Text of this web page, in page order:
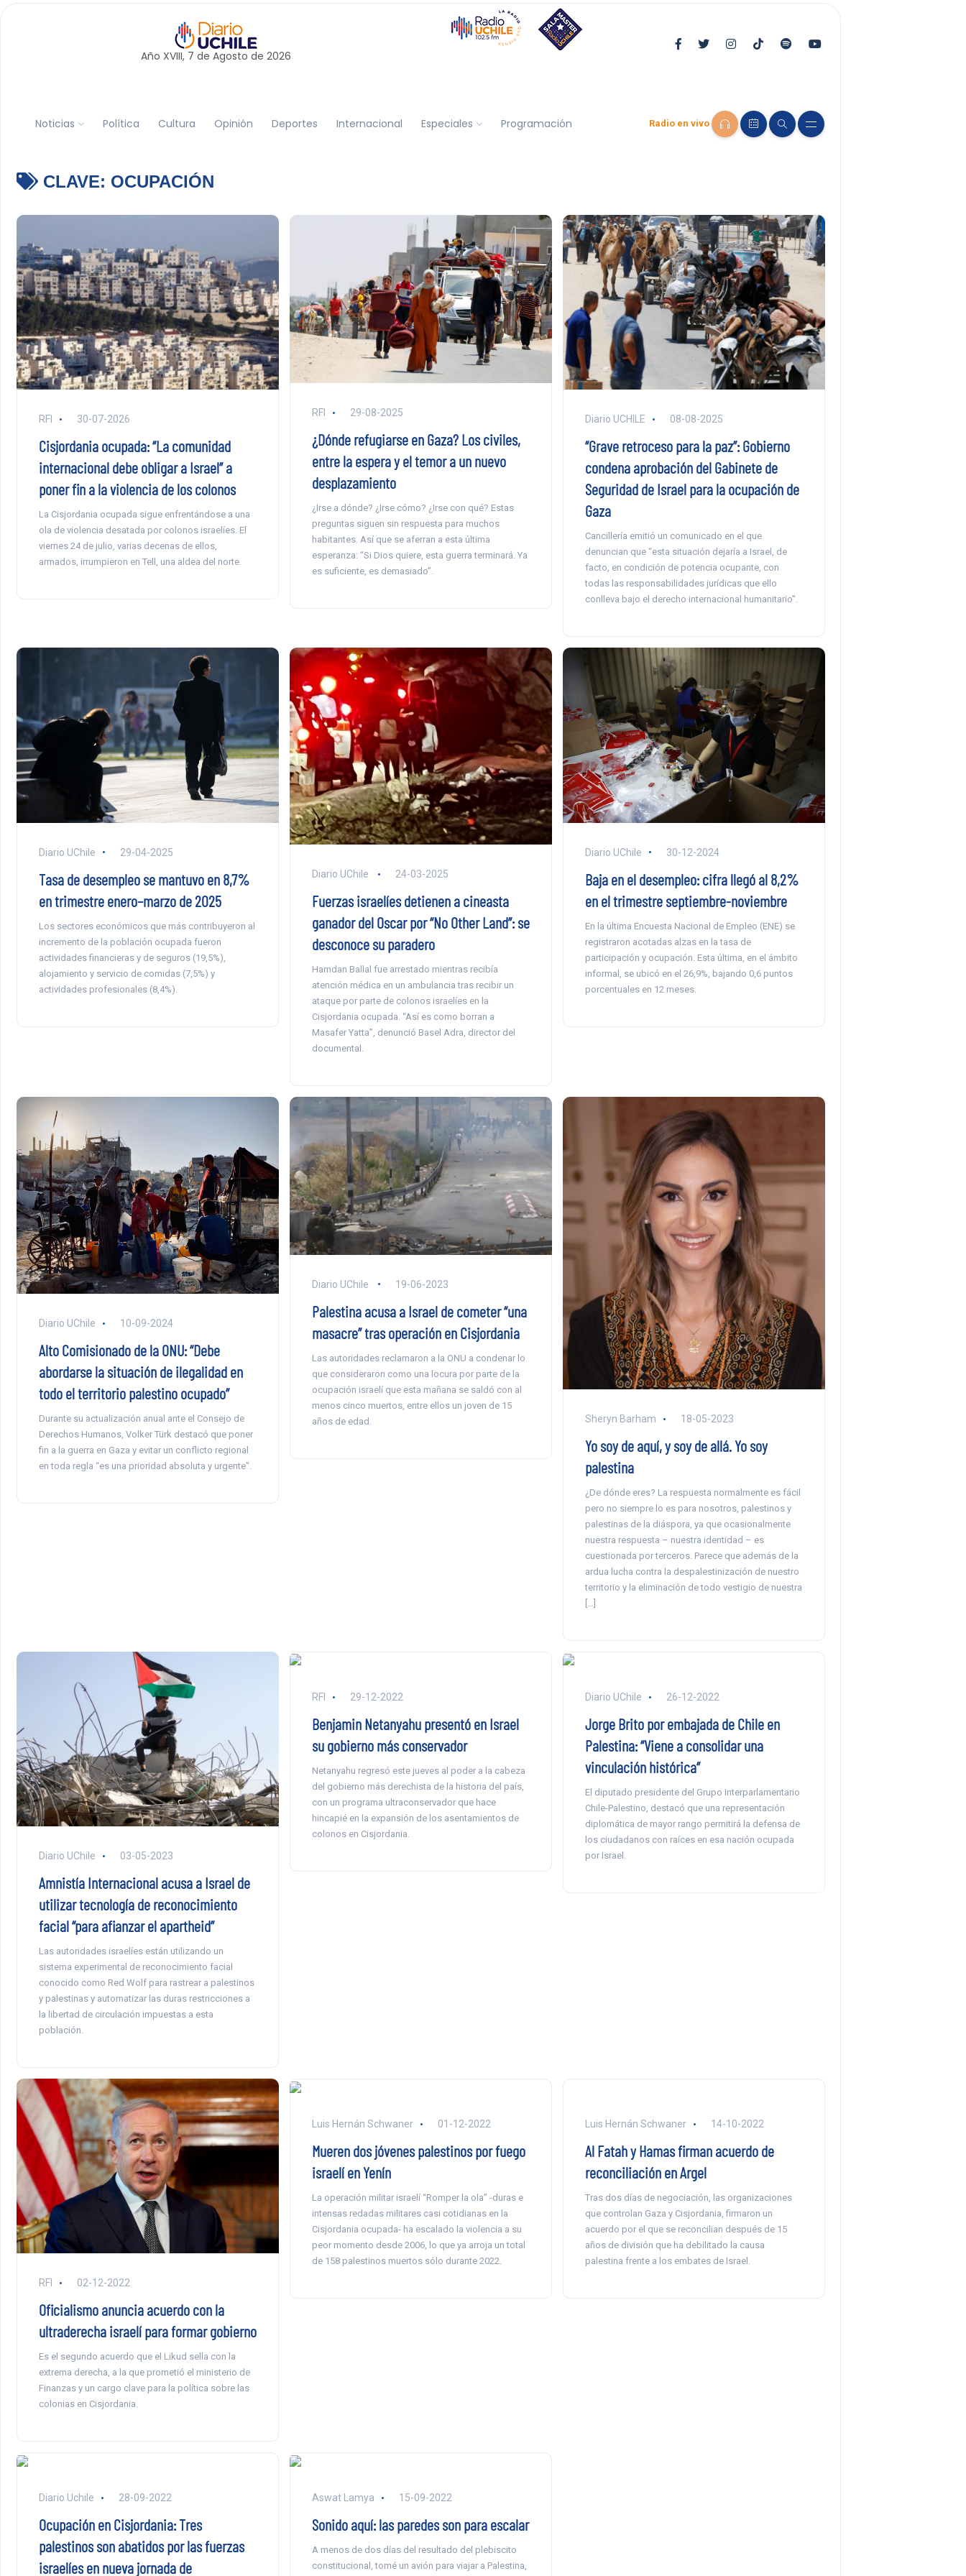
Año XVIII, 7 de Agosto de 2026
Noticias Política Cultura Opinión Deportes Internacional Especiales Programación Radio en vivo
CLAVE: OCUPACIÓN
RFI 30-07-2026
Cisjordania ocupada: “La comunidad
internacional debe obligar a Israel” a
poner fin a la violencia de los colonos
La Cisjordania ocupada sigue enfrentándose a una
ola de violencia desatada por colonos israelíes. El
viernes 24 de julio, varias decenas de ellos,
armados, irrumpieron en Tell, una aldea del norte.
RFI 29-08-2025
¿Dónde refugiarse en Gaza? Los civiles,
entre la espera y el temor a un nuevo
desplazamiento
¿Irse a dónde? ¿Irse cómo? ¿Irse con qué? Estas
preguntas siguen sin respuesta para muchos
habitantes. Así que se aferran a esta última
esperanza: “Si Dios quiere, esta guerra terminará. Ya
es suficiente, es demasiado”.
Diario UCHILE 08-08-2025
“Grave retroceso para la paz”: Gobierno
condena aprobación del Gabinete de
Seguridad de Israel para la ocupación de
Gaza
Cancillería emitió un comunicado en el que
denuncian que “esta situación dejaría a Israel, de
facto, en condición de potencia ocupante, con
todas las responsabilidades jurídicas que ello
conlleva bajo el derecho internacional humanitario”.
Diario UChile 29-04-2025
Tasa de desempleo se mantuvo en 8,7%
en trimestre enero–marzo de 2025
Los sectores económicos que más contribuyeron al
incremento de la población ocupada fueron
actividades financieras y de seguros (19,5%),
alojamiento y servicio de comidas (7,5%) y
actividades profesionales (8,4%).
Diario UChile 24-03-2025
Fuerzas israelíes detienen a cineasta
ganador del Oscar por “No Other Land”: se
desconoce su paradero
Hamdan Ballal fue arrestado mientras recibía
atención médica en un ambulancia tras recibir un
ataque por parte de colonos israelíes en la
Cisjordania ocupada. “Así es como borran a
Masafer Yatta”, denunció Basel Adra, director del
documental.
Diario UChile 30-12-2024
Baja en el desempleo: cifra llegó al 8,2%
en el trimestre septiembre-noviembre
En la última Encuesta Nacional de Empleo (ENE) se
registraron acotadas alzas en la tasa de
participación y ocupación. Esta última, en el ámbito
informal, se ubicó en el 26,9%, bajando 0,6 puntos
porcentuales en 12 meses.
Diario UChile 10-09-2024
Alto Comisionado de la ONU: “Debe
abordarse la situación de ilegalidad en
todo el territorio palestino ocupado”
Durante su actualización anual ante el Consejo de
Derechos Humanos, Volker Türk destacó que poner
fin a la guerra en Gaza y evitar un conflicto regional
en toda regla “es una prioridad absoluta y urgente”.
Diario UChile 19-06-2023
Palestina acusa a Israel de cometer “una
masacre” tras operación en Cisjordania
Las autoridades reclamaron a la ONU a condenar lo
que consideraron como una locura por parte de la
ocupación israelí que esta mañana se saldó con al
menos cinco muertos, entre ellos un joven de 15
años de edad.
Sheryn Barham 18-05-2023
Yo soy de aquí, y soy de allá. Yo soy
palestina
¿De dónde eres? La respuesta normalmente es fácil
pero no siempre lo es para nosotros, palestinos y
palestinas de la diáspora, ya que ocasionalmente
nuestra respuesta – nuestra identidad – es
cuestionada por terceros. Parece que además de la
ardua lucha contra la despalestinización de nuestro
territorio y la eliminación de todo vestigio de nuestra
Diario UChile 03-05-2023
Amnistía Internacional acusa a Israel de
utilizar tecnología de reconocimiento
facial “para afianzar el apartheid”
Las autoridades israelíes están utilizando un
sistema experimental de reconocimiento facial
conocido como Red Wolf para rastrear a palestinos
y palestinas y automatizar las duras restricciones a
la libertad de circulación impuestas a esta
población.
RFI 29-12-2022
Benjamin Netanyahu presentó en Israel
su gobierno más conservador
Netanyahu regresó este jueves al poder a la cabeza
del gobierno más derechista de la historia del país,
con un programa ultraconservador que hace
hincapié en la expansión de los asentamientos de
colonos en Cisjordania.
Diario UChile 26-12-2022
Jorge Brito por embajada de Chile en
Palestina: “Viene a consolidar una
vinculación histórica”
El diputado presidente del Grupo Interparlamentario
Chile-Palestino, destacó que una representación
diplomática de mayor rango permitirá la defensa de
los ciudadanos con raíces en esa nación ocupada
por Israel.
RFI 02-12-2022
Oficialismo anuncia acuerdo con la
ultraderecha israelí para formar gobierno
Es el segundo acuerdo que el Likud sella con la
extrema derecha, a la que prometió el ministerio de
Finanzas y un cargo clave para la política sobre las
colonias en Cisjordania.
Luis Hernán Schwaner 01-12-2022
Mueren dos jóvenes palestinos por fuego
israelí en Yenín
La operación militar israelí “Romper la ola” -duras e
intensas redadas militares casi cotidianas en la
Cisjordania ocupada- ha escalado la violencia a su
peor momento desde 2006, lo que ya arroja un total
de 158 palestinos muertos sólo durante 2022.
Luis Hernán Schwaner 14-10-2022
Al Fatah y Hamas firman acuerdo de
reconciliación en Argel
Tras dos días de negociación, las organizaciones
que controlan Gaza y Cisjordania, firmaron un
acuerdo por el que se reconcilian después de 15
años de división que ha debilitado la causa
palestina frente a los embates de Israel.
Diario Uchile 28-09-2022
Ocupación en Cisjordania: Tres
palestinos son abatidos por las fuerzas
israelíes en nueva jornada de
Aswat Lamya 15-09-2022
Sonido aquí: las paredes son para escalar
A menos de dos días del resultado del plebiscito
constitucional, tomé un avión para viajar a Palestina,